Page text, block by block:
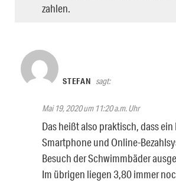
zahlen.
STEFAN sagt:
Mai 19, 2020 um 11:20 a.m. Uhr
Das heißt also praktisch, dass
Smartphone und Online-
Besuch der Schwimmbäder
Im übrigen liegen 3,80 immer